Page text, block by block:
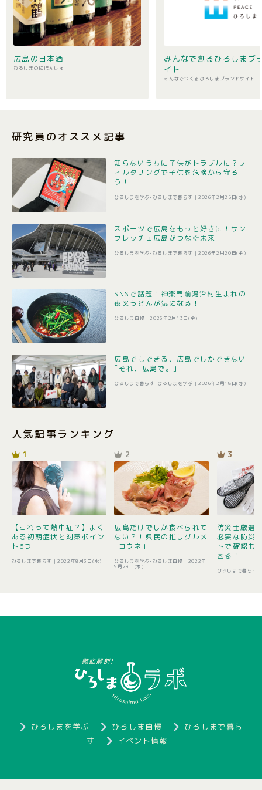
広島の日本酒
ひろしまのにほんしゅ
みんなで創るひろしまブ
イト
みんなでつくるひろしまブランドサイト
研究員のオススメ記事
知らないうちに子供がトラブルに？フ
ィルタリングで子供を危険から守ろ
う！
ひろしまを学ぶ･ひろしまで暮らす | 2026年2月25日(水)
スポーツで広島をもっと好きに！サン
フレッチェ広島がつなぐ未来
ひろしまを学ぶ･ひろしまで暮らす | 2026年2月20日(金)
SNSで話題！神楽門前湯治村生まれの
夜叉うどんが気になる！
ひろしま自慢 |2026年2月13日(金)
広島でもできる、広島でしかできない
｢それ、広島で。｣
ひろしまで暮らす･ひろしまを学ぶ | 2026年2月18日(水)
人気記事ランキング
1
【これって熱中症？】よく
ある初期症状と対策ポイン
ト6つ
ひろしまで暮らす | 2022年8月3日(水)
2
広島だけでしか食べられて
ない？！県民の推しグルメ
｢コウネ｣
ひろしまを学ぶ･ひろしま自慢 | 2022年
9月29日(木)
3
防災士厳選
必要な防災
トで確認も
困る！
ひろしまで暮らす
ひろしまを学ぶ ひろしま自慢
ひろしまで暮ら
す
イベント情報